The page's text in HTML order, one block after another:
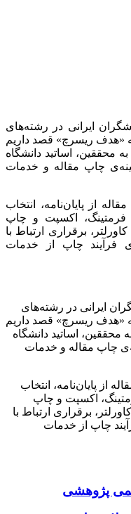
ایرانی در رشته‌های
«هدف ریسرچ» قصد داریم
محققین، اساتید دانشگاه
چاپ مقاله و خدمات
از پایان‌نامه، انتخاب
فرمتینگ، اکسپت و چاپ
برقراری ارتباط با
فرآیند چاپ از خدمات
ایرانی در رشته‌های
«هدف ریسرچ» قصد داریم
اساتید دانشگاه
چاپ مقاله و خدمات
از پایان‌نامه، انتخاب
اکسپت و چاپ
برقراری ارتباط با
چاپ از خدمات
پژوهشی